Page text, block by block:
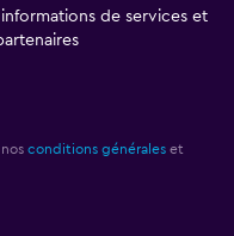
de services et
conditions générales et